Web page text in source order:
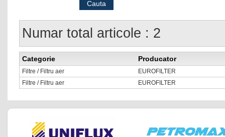
Numar total articole : 2
Categorie Producator
Filtre / Filtru aer
EUROFILTER
Filtre / Filtru aer
EUROFILTER